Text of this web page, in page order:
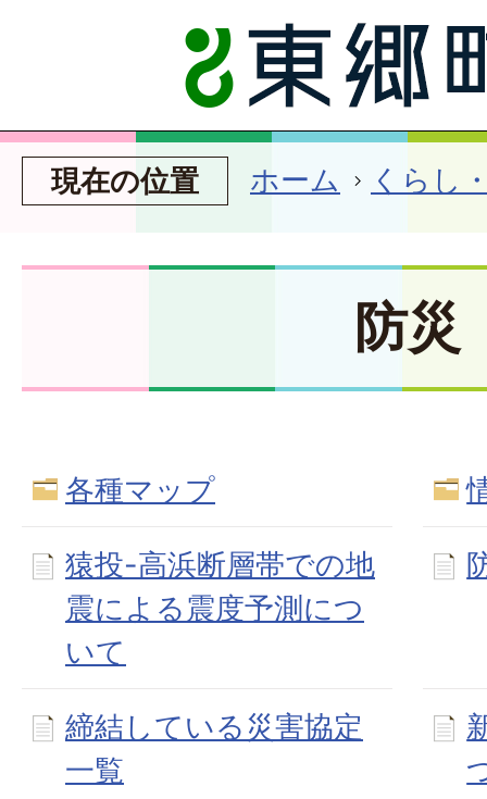
現在の位置 ホーム くらし
防災
各種マップ
猿投-高浜断層帯での地
震による震度予測につ
いて
締結している災害協定
一覧